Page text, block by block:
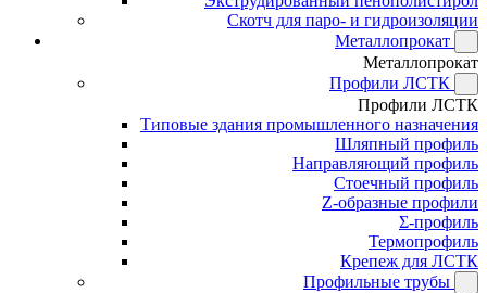
Скотч для паро- и гидроизоляции
Металлопрокат
Металлопрокат
Профили ЛСТК
Профили ЛСТК
Типовые здания промышленного назначения
Шляпный профиль
Направляющий профиль
Стоечный профиль
Z-образные профили
Σ-профиль
Термопрофиль
Крепеж для ЛСТК
Профильные трубы